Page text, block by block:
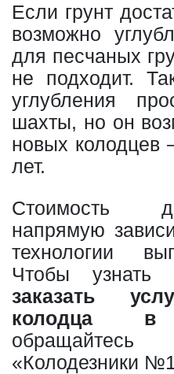
Если грунт
возможно
для песчаных
не подходит.
углубления
шахты, но он
новых
лет.
Стоимость
напрямую
технологии
Чтобы
заказать
колодца в
«Колодезники